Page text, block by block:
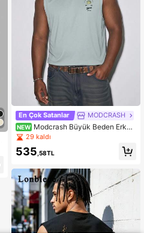
En Çok Satanlar MODCRASH
NEW Modcrash Büyük Beden Erkek
ler İçin Tatil Amaçlı Günlük Hindista
n Cevizi Ağacı ve Harf Baskılı Askılı
Tişört
29 kaldı
535 ,58TL